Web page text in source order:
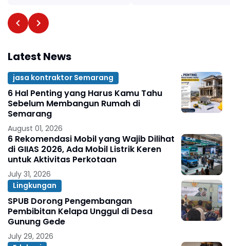
Latest News
jasa kontraktor Semarang
6 Hal Penting yang Harus Kamu Tahu
Sebelum Membangun Rumah di
Semarang
August 01, 2026
6 Rekomendasi Mobil yang Wajib Dilihat
di GIIAS 2026, Ada Mobil Listrik Keren
untuk Aktivitas Perkotaan
July 31, 2026
Lingkungan
SPUB Dorong Pengembangan
Pembibitan Kelapa Unggul di Desa
Gunung Gede
July 29, 2026